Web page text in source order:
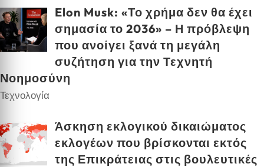
Elon Musk: «Το χρήμα δεν θα έχει
σημασία το 2036» – Η πρόβλεψη
που ανοίγει ξανά τη μεγάλη
συζήτηση για την Τεχνητή
Νοημοσύνη
Τεχνολογία
Άσκηση εκλογικού δικαιώματος
εκλογέων που βρίσκονται εκτός
της Επικράτειας στις βουλευτικές